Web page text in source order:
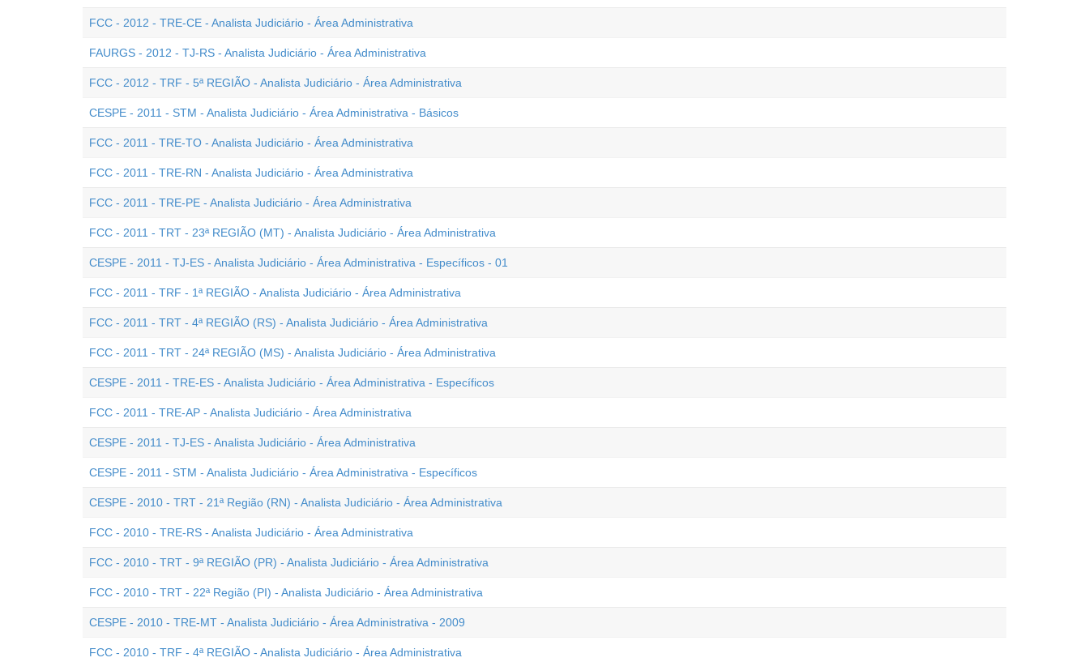
FCC - 2012 - TRE-CE - Analista Judiciário - Área Administrativa
FAURGS - 2012 - TJ-RS - Analista Judiciário - Área Administrativa
FCC - 2012 - TRF - 5ª REGIÃO - Analista Judiciário - Área Administrativa
CESPE - 2011 - STM - Analista Judiciário - Área Administrativa - Básicos
FCC - 2011 - TRE-TO - Analista Judiciário - Área Administrativa
FCC - 2011 - TRE-RN - Analista Judiciário - Área Administrativa
FCC - 2011 - TRE-PE - Analista Judiciário - Área Administrativa
FCC - 2011 - TRT - 23ª REGIÃO (MT) - Analista Judiciário - Área Administrativa
CESPE - 2011 - TJ-ES - Analista Judiciário - Área Administrativa - Específicos - 01
FCC - 2011 - TRF - 1ª REGIÃO - Analista Judiciário - Área Administrativa
FCC - 2011 - TRT - 4ª REGIÃO (RS) - Analista Judiciário - Área Administrativa
FCC - 2011 - TRT - 24ª REGIÃO (MS) - Analista Judiciário - Área Administrativa
CESPE - 2011 - TRE-ES - Analista Judiciário - Área Administrativa - Específicos
FCC - 2011 - TRE-AP - Analista Judiciário - Área Administrativa
CESPE - 2011 - TJ-ES - Analista Judiciário - Área Administrativa
CESPE - 2011 - STM - Analista Judiciário - Área Administrativa - Específicos
CESPE - 2010 - TRT - 21ª Região (RN) - Analista Judiciário - Área Administrativa
FCC - 2010 - TRE-RS - Analista Judiciário - Área Administrativa
FCC - 2010 - TRT - 9ª REGIÃO (PR) - Analista Judiciário - Área Administrativa
FCC - 2010 - TRT - 22ª Região (PI) - Analista Judiciário - Área Administrativa
CESPE - 2010 - TRE-MT - Analista Judiciário - Área Administrativa - 2009
FCC - 2010 - TRF - 4ª REGIÃO - Analista Judiciário - Área Administrativa